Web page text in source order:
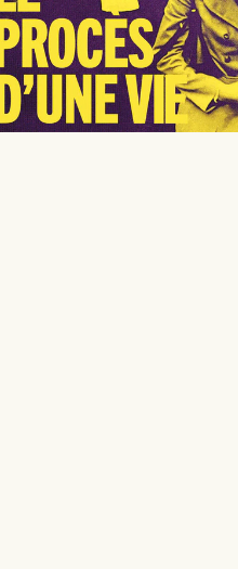
Musique (Minera et
Bermúdez, Jonathan
Paroles(Temporera, Trilla,
Bambera et Seguiriya)
Tomasa